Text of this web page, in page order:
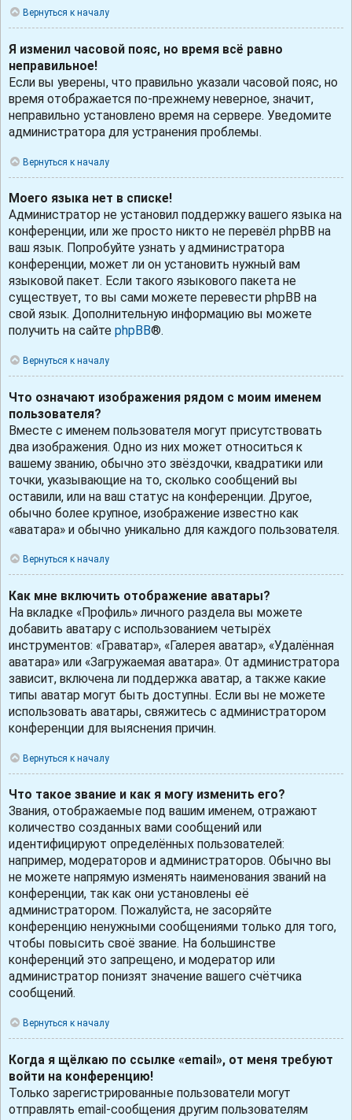
Вернуться к началу
Я изменил часовой пояс, но время всё равно
неправильное!
Если вы уверены, что правильно указали часовой пояс, но
время отображается по-прежнему неверное, значит,
неправильно установлено время на сервере. Уведомите
администратора для устранения проблемы.
Вернуться к началу
Моего языка нет в списке!
Администратор не установил поддержку вашего языка на
конференции, или же просто никто не перевёл phpBB на
ваш язык. Попробуйте узнать у администратора
конференции, может ли он установить нужный вам
языковой пакет. Если такого языкового пакета не
существует, то вы сами можете перевести phpBB на
свой язык. Дополнительную информацию вы можете
получить на сайте phpBB®.
Вернуться к началу
Что означают изображения рядом с моим именем
пользователя?
Вместе с именем пользователя могут присутствовать
два изображения. Одно из них может относиться к
вашему званию, обычно это звёздочки, квадратики или
точки, указывающие на то, сколько сообщений вы
оставили, или на ваш статус на конференции. Другое,
обычно более крупное, изображение известно как
«аватара» и обычно уникально для каждого пользователя.
Вернуться к началу
Как мне включить отображение аватары?
На вкладке «Профиль» личного раздела вы можете
добавить аватару с использованием четырёх
инструментов: «Граватар», «Галерея аватар», «Удалённая
аватара» или «Загружаемая аватара». От администратора
зависит, включена ли поддержка аватар, а также какие
типы аватар могут быть доступны. Если вы не можете
использовать аватары, свяжитесь с администратором
конференции для выяснения причин.
Вернуться к началу
Что такое звание и как я могу изменить его?
Звания, отображаемые под вашим именем, отражают
количество созданных вами сообщений или
идентифицируют определённых пользователей:
например, модераторов и администраторов. Обычно вы
не можете напрямую изменять наименования званий на
конференции, так как они установлены её
администратором. Пожалуйста, не засоряйте
конференцию ненужными сообщениями только для того,
чтобы повысить своё звание. На большинстве
конференций это запрещено, и модератор или
администратор понизят значение вашего счётчика
сообщений.
Вернуться к началу
Когда я щёлкаю по ссылке «email», от меня требуют
войти на конференцию!
Только зарегистрированные пользователи могут
отправлять email-сообщения другим пользователям